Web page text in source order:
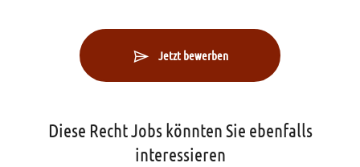
Jetzt bewerben
Diese Recht Jobs könnten Sie ebenfalls
interessieren